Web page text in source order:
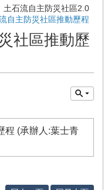
土石流自主防災社區2.0
自主防災社區推動歷程
社區推動歷
程 (承辦人:葉士青